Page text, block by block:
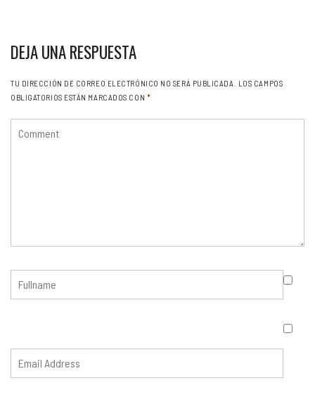
DEJA UNA RESPUESTA
TU DIRECCIÓN DE CORREO ELECTRÓNICO NO SERÁ PUBLICADA.
LOS CAMPOS
OBLIGATORIOS ESTÁN MARCADOS CON *